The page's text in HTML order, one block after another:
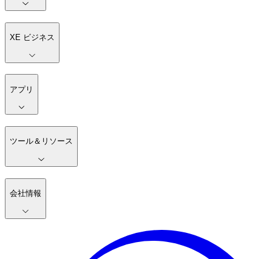
XE ビジネス
アプリ
ツール＆リソース
会社情報